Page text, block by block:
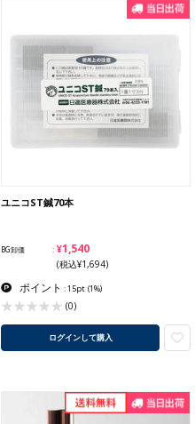
ユニコST鍼70本
BG卸価 ¥1,540
(税込¥1,694)
ポイント : 15pt (1%)
(0)
ログインして購入